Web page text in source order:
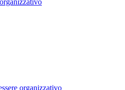
organizzativo